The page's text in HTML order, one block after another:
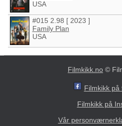
USA
#015 2.98 [ 2023 ]
Family Plan
USA
Filmkikk.no ©
Filmkikk på
Filmkikk på
Vår